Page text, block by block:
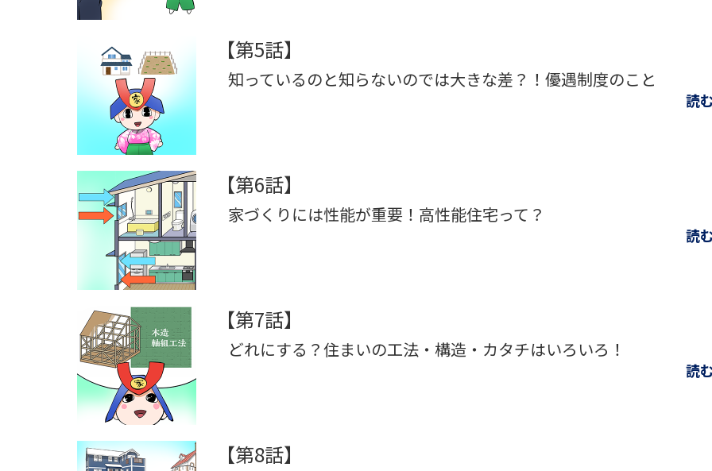
【第5話】
知っているのと知らないのでは大きな差？！優遇制度のこと
読
【第6話】
家づくりには性能が重要！高性能住宅って？
読
【第7話】
どれにする？住まいの工法・構造・カタチはいろいろ！
読
【第8話】